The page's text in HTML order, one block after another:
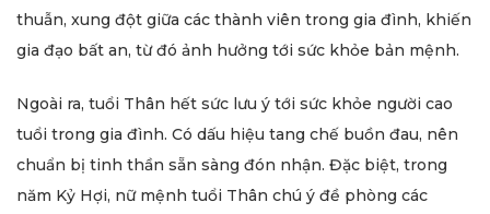
thuẫn, xung đột giữa các thành viên trong gia đình, khiến
gia đạo bất an, từ đó ảnh hưởng tới sức khỏe bản mệnh.
Ngoài ra, tuổi Thân hết sức lưu ý tới sức khỏe người cao
tuổi trong gia đình. Có dấu hiệu tang chế buồn đau, nên
chuẩn bị tinh thần sẵn sàng đón nhận. Đặc biệt, trong
năm Kỷ Hợi, nữ mệnh tuổi Thân chú ý đề phòng các